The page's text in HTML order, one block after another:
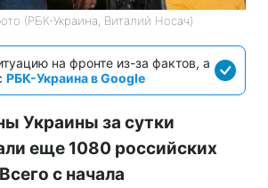
(РБК-Украина, Виталий Носач)
на фронте из-за фактов, а
РБК-Украина в Google
Украины за сутки
еще 1080 российских
с начала